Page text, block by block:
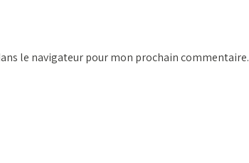
le navigateur pour mon prochain commentaire.